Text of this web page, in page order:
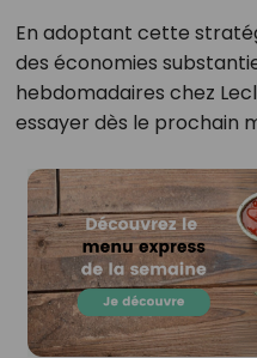
En adoptant cette
des économies
hebdomadaires chez
essayer dès le prochain